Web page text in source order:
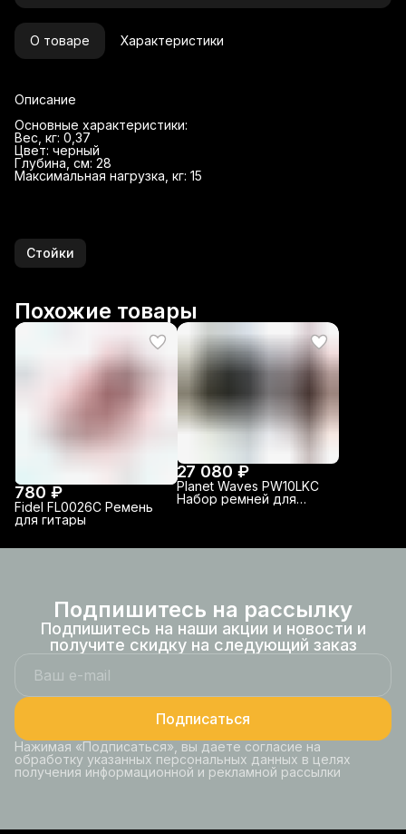
О товаре Характеристики
Описание
Основные характеристики:
Вес, кг: 0,37
Цвет: черный
Глубина, см: 28
Максимальная нагрузка, кг: 15
Стойки
Похожие товары
780 ₽
Fidel FL0026C Ремень
для гитары
27 080 ₽
Planet Waves PW10LKC
Набор ремней для
Подпишитесь на рассылку
Подпишитесь на наши акции и новости и
получите скидку на следующий заказ
Подписаться
Нажимая «Подписаться», вы даете согласие на
обработку указанных персональных данных в целях
получения информационной и рекламной рассылки